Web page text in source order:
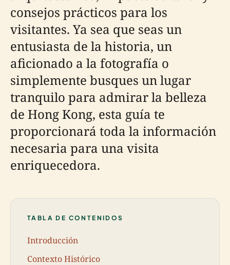
consejos prácticos para los
visitantes. Ya sea que seas un
entusiasta de la historia, un
aficionado a la fotografía o
simplemente busques un lugar
tranquilo para admirar la belleza
de Hong Kong, esta guía te
proporcionará toda la información
necesaria para una visita
enriquecedora.
TABLA DE CONTENIDOS
Introducción
Contexto Histórico